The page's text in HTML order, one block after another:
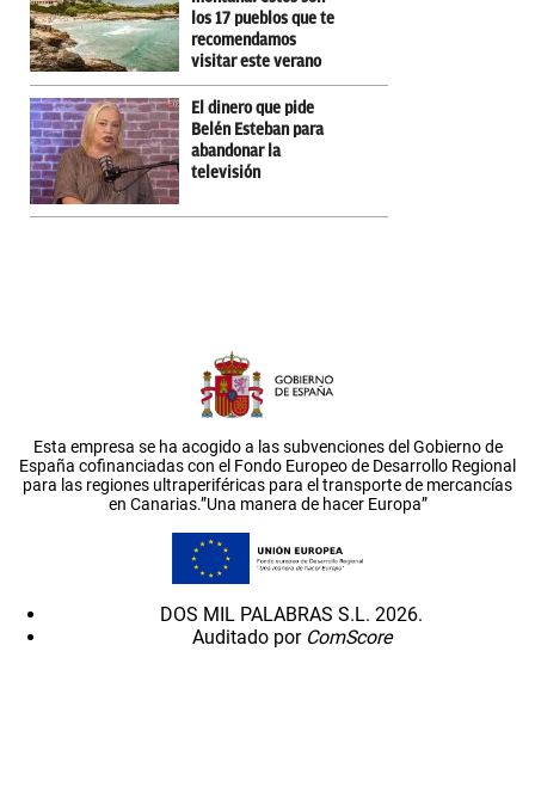
los 17 pueblos que te
recomendamos
visitar este verano
El dinero que pide
Belén Esteban para
abandonar la
televisión
Esta empresa se ha acogido a las subvenciones del Gobierno de
España cofinanciadas con el Fondo Europeo de Desarrollo Regional
para las regiones ultraperiféricas para el transporte de mercancías
en Canarias.”Una manera de hacer Europa”
DOS MIL PALABRAS S.L. 2026.
Auditado por ComScore